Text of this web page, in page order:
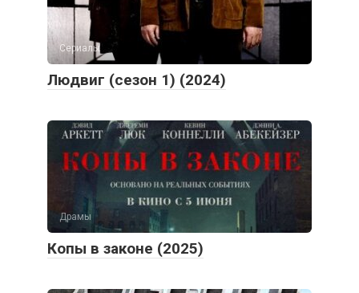
Сериалы
Людвиг (сезон 1) (2024)
Драмы
Копы в законе (2025)